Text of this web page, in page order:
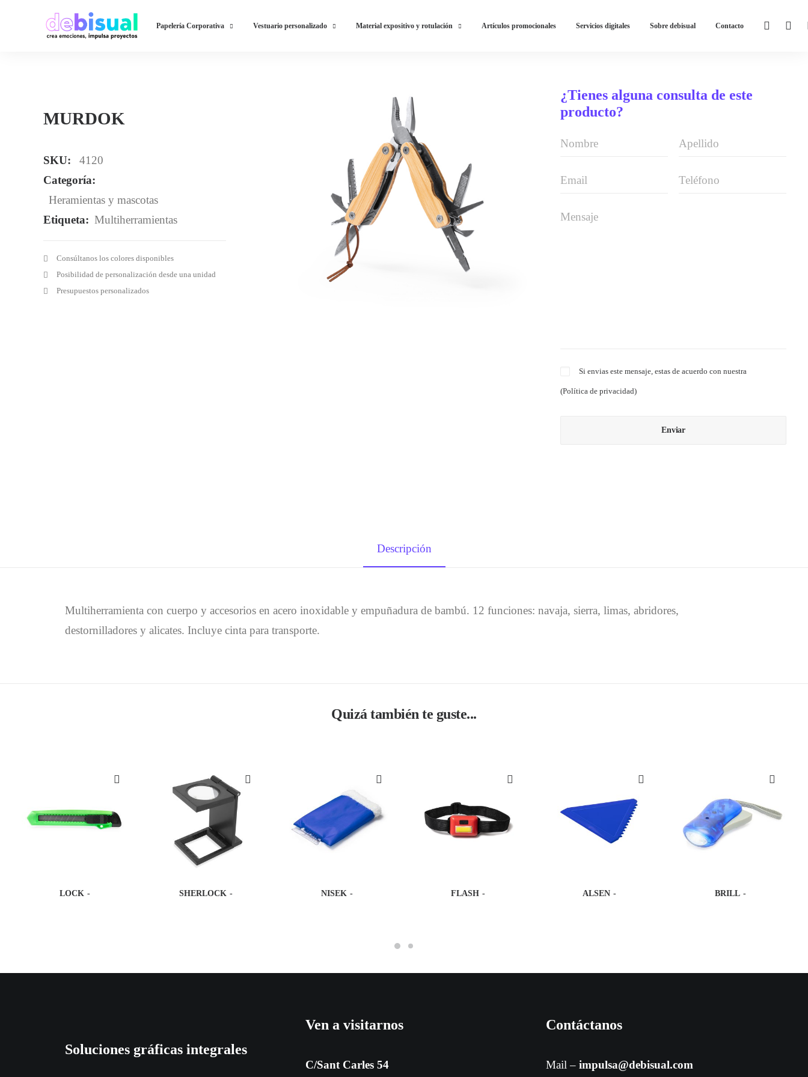
Papelería Corporativa Vestuario personalizado Material expositivo y rotulación Artículos promocionales Servicios digitales Sobre debisual Contacto
MURDOK
SKU:
4120
Categoría:
Heramientas y mascotas
Etiqueta: Multiherramientas
Consúltanos los colores disponibles
Posibilidad de personalización desde una unidad
Presupuestos personalizados
¿Tienes alguna consulta de este
producto?
Si envias este mensaje, estas de acuerdo con nuestra
(Política de privacidad)
Descripción
Multiherramienta con cuerpo y accesorios en acero inoxidable y empuñadura de bambú. 12 funciones: navaja, sierra, limas, abridores,
destornilladores y alicates. Incluye cinta para transporte.
Quizá también te guste...
LOCK SHERLOCK NISEK FLASH ALSEN BRILL
Soluciones gráficas integrales
Ven a visitarnos
C/Sant Carles 54
Contáctanos
Mail – impulsa@debisual.com